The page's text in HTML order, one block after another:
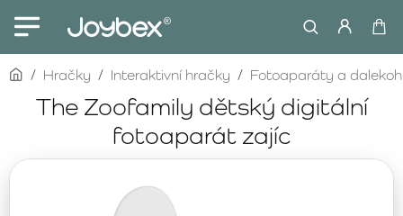
The Zoofamily dětský digitální
fotoaparát zajíc
homeHračky Interaktivní hračky Fotoaparáty a